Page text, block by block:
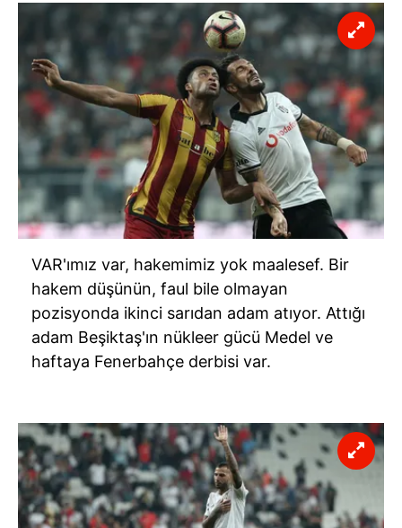
VAR'ımız var, hakemimiz yok maalesef. Bir
hakem düşünün, faul bile olmayan
pozisyonda ikinci sarıdan adam atıyor. Attığı
adam Beşiktaş'ın nükleer gücü Medel ve
haftaya Fenerbahçe derbisi var.